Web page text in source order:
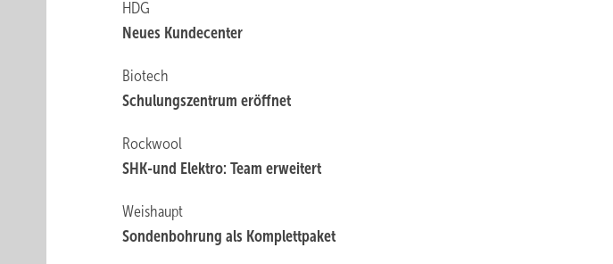
HDG
Neues Kundecenter
Biotech
Schulungszentrum eröffnet
Rockwool
SHK-und Elektro: Team ­erweitert
Weishaupt
Sondenbohrung als Komplettpaket